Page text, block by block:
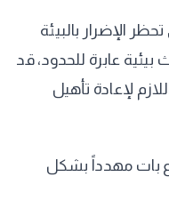
الإضرار بالبيئة
عابرة للحدود، قد
لإعادة تأهيل
بات مهدداً بشكل